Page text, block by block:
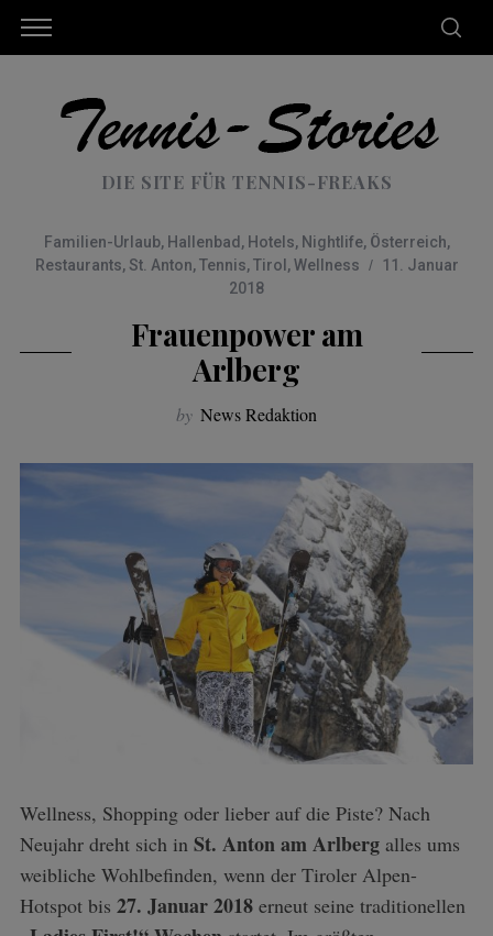
DIE SITE FÜR TENNIS-FREAKS
Familien-Urlaub, Hallenbad , Hotels, Nightlife, Österreich,
Restaurants, St. Anton,Tennis,Tirol ,Wellness
11. Januar
2018
Frauenpower am
Arlberg
by News Redaktion
Wellness, Shopping oder lieber auf die Piste? Nach
Neujahr dreht sich in St. Anton am Arlbergalles ums
weibliche Wohlbefinden, wenn der Tiroler Alpen-
Hotspot bis 27. Januar 2018erneut seine traditionellen